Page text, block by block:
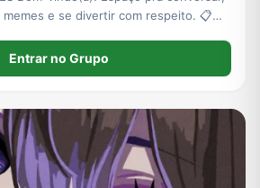
e se divertir com respeito. 📋
Entrar no Grupo